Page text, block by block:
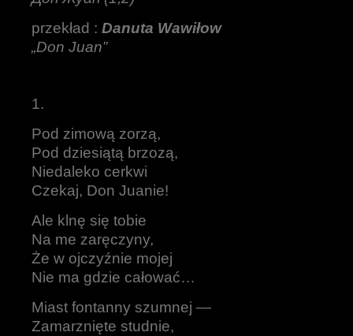
przekład : Danuta Wawiłow
„Don Juan”
1.
Pod zimową zorzą,
Pod dziesiątą brzozą,
Niedaleko cerkwi
Czekaj, Don Juanie!
Ale klnę się tobie
Na me zaręczyny,
Że w ojczyźnie mojej
Nie ma gdzie całować…
Miast fontanny szumnej —
Zamarznięte studnie,